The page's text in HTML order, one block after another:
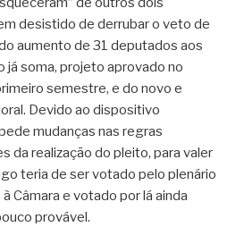
desistido de derrubar o veto de
aumento de 31 deputados aos
já soma, projeto aprovado no
semestre, e do novo e
Devido ao dispositivo
mudanças nas regras
da realização do pleito, para valer
teria de ser votado pelo plenário
Câmara e votado por lá ainda
provável.